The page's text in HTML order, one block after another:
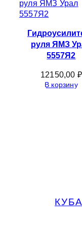
руля ЯМЗ
5557Я2
12150,00 ₽
В корзину